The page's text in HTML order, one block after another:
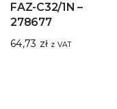
FAZ-C32/1N –
278677
64,73 zł z VAT